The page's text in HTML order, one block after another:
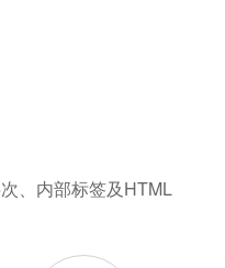
、内部标签及HTML